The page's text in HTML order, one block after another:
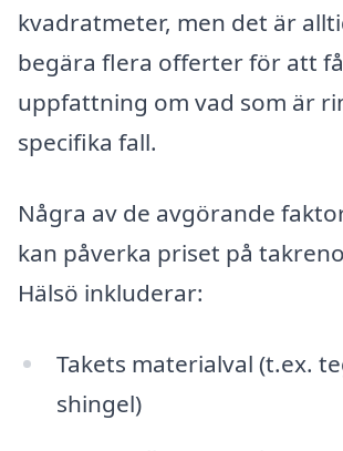
kvadratmeter, men det är
begära flera offerter för att
uppfattning om vad som är
specifika fall.
Några av de avgörande
kan påverka priset på
Hälsö inkluderar:
Takets materialval (t.ex.
shingel)